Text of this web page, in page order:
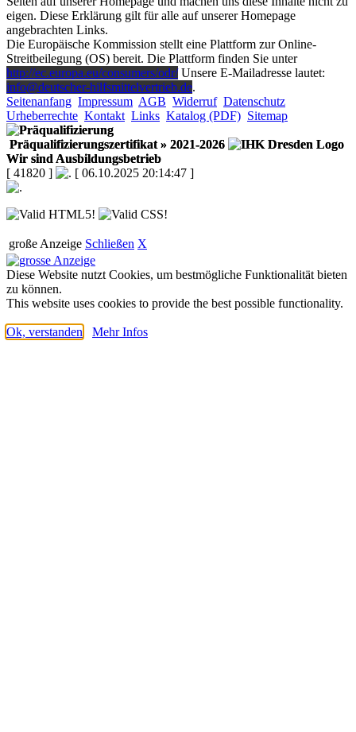
eigen. Diese Erklärung gilt für alle auf unserer Homepage
angebrachten Links.
Die Europäische Kommission stellt eine Plattform zur Online-
Streitbeilegung (OS) bereit. Die Plattform finden Sie unter
http://ec.europa.eu/consumers/odr/Unsere E-Mailadresse lautet:
info@deutscher-hilfsmittelvertrieb.de.
Seitenanfang Impressum AGB Widerruf Datenschutz
Urheberrechte Kontakt Links Katalog (PDF) Sitemap
Präqualifizierungszertifikat » 2021-2026
Wir sind Ausbildungsbetrieb
[ 41820 ]
[ 06.10.2025 20:14:47 ]
große Anzeige Schließen X
Diese Website nutzt Cookies, um bestmögliche Funktionalität bieten
zu können.
This website uses cookies to provide the best possible functionality.
Ok, verstanden Mehr Infos